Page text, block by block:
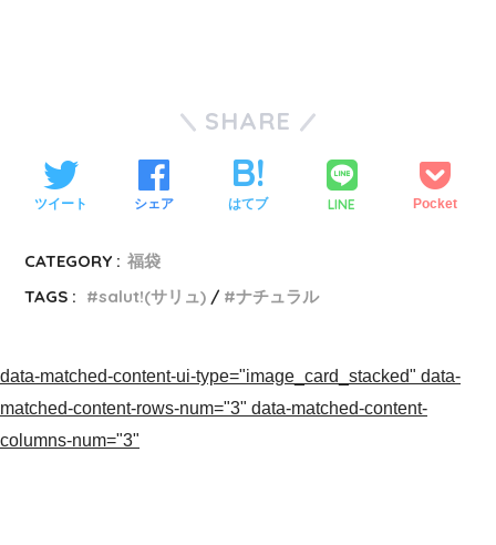
SHARE
ツイート シェア はてブ LINE Pocket
CATEGORY : 福袋
TAGS :
salut!(サリュ) ナチュラル
data-matched-content-ui-type="image_card_stacked" data-
matched-content-rows-num="3" data-matched-content-
columns-num="3"